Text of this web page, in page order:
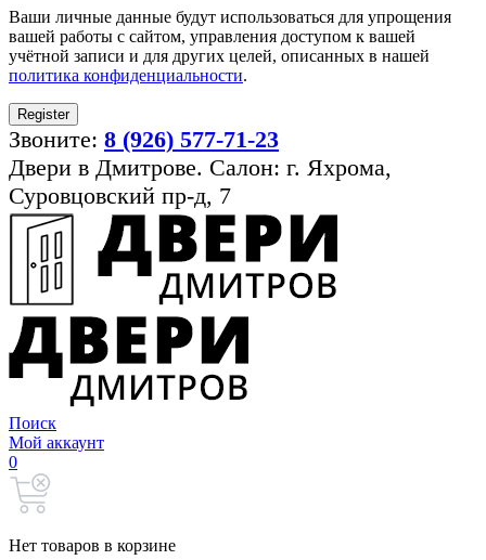
Ваши личные данные будут использоваться для упрощения
вашей работы с сайтом, управления доступом к вашей
учётной записи и для других целей, описанных в нашей
политика конфиденциальности.
Register
Звоните: 8 (926) 577-71-23
Двери в Дмитрове. Салон: г. Яхрома,
Суровцовский пр-д, 7
Поиск
Мой аккаунт
0
Нет товаров в корзине